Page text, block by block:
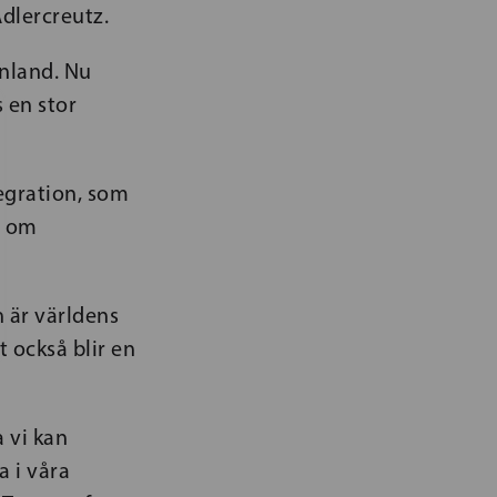
Nu
en stor
som
om
är världens
också blir en
vi kan
i våra